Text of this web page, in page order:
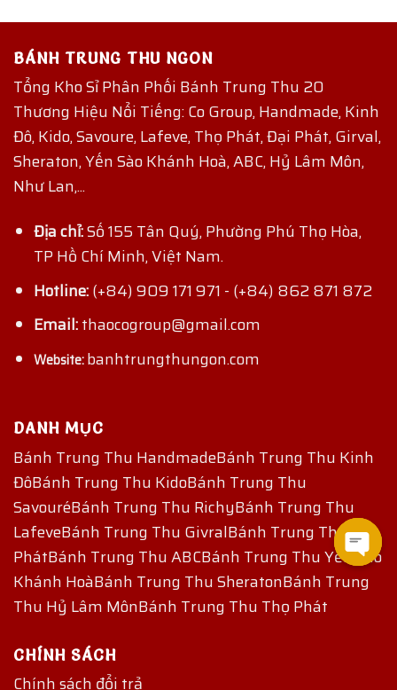
BÁNH TRUNG THU NGON
Tổng Kho Sỉ Phân Phối Bánh Trung Thu 20
Thương Hiệu Nổi Tiếng: Co Group, Handmade, Kinh
Đô, Kido, Savoure, Lafeve, Thọ Phát, Đại Phát, Girval,
Sheraton, Yến Sào Khánh Hoà, ABC, Hỷ Lâm Môn,
Như Lan,...
Địa chỉ:Số 155 Tân Quý, Phường Phú Thọ Hòa,
TP Hồ Chí Minh, Việt Nam.
Hotline:(+84) 909 171 971 - (+84) 862 871 872
Email:thaocogroup@gmail.com
Website:banhtrungthungon.com
DANH MỤC
Bánh Trung Thu HandmadeBánh Trung Thu Kinh
ĐôBánh Trung Thu KidoBánh Trung Thu
SavouréBánh Trung Thu RichyBánh Trung Thu
LafeveBánh Trung Thu GivralBánh Trung Thu Đại
PhátBánh Trung Thu ABCBánh Trung Thu Yến Sào
Khánh HoàBánh Trung Thu SheratonBánh Trung
Thu Hỷ Lâm MônBánh Trung Thu Thọ Phát
CHÍNH SÁCH
Chính sách đổi trả
Open